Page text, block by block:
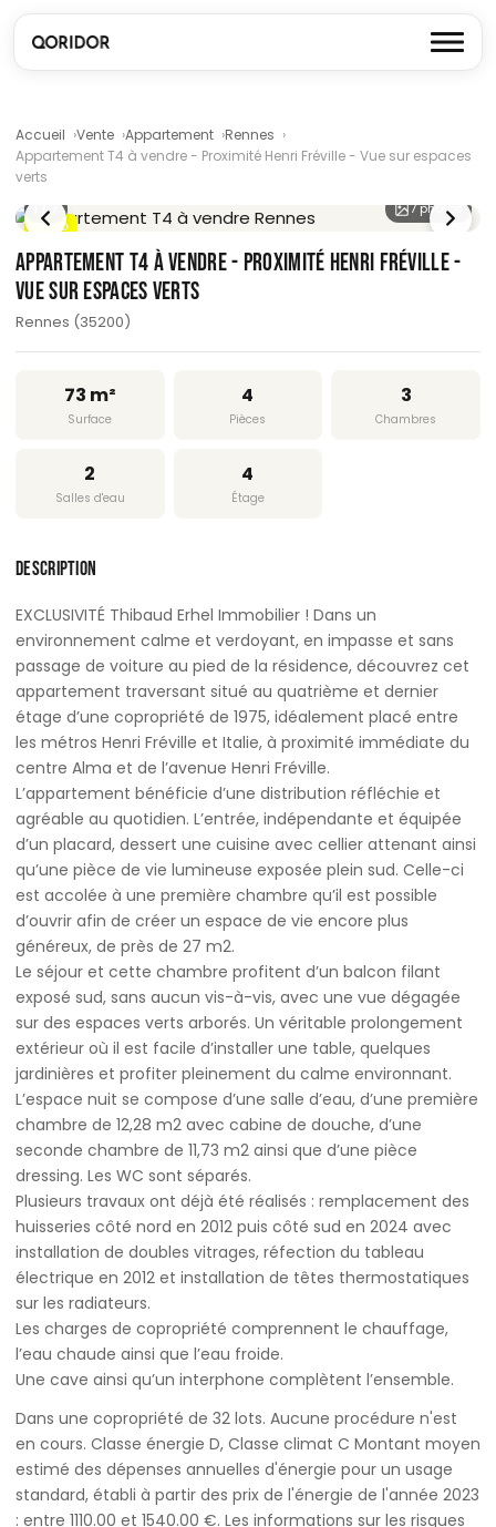
Accueil Vente Appartement
Rennes
Appartement T4 à vendre - Proximité Henri Fréville - Vue sur espaces
verts
DPE D
/ 7 7 photos
APPARTEMENT T4 À VENDRE - PROXIMITÉ HENRI FRÉVILLE -
VUE SUR ESPACES VERTS
Rennes (35200)
73 m²
Surface
4
Pièces
3
Chambres
2
Salles d'eau
4
Étage
DESCRIPTION
EXCLUSIVITÉ Thibaud Erhel Immobilier ! Dans un
environnement calme et verdoyant, en impasse et sans
passage de voiture au pied de la résidence, découvrez cet
appartement traversant situé au quatrième et dernier
étage d’une copropriété de 1975, idéalement placé entre
les métros Henri Fréville et Italie, à proximité immédiate du
centre Alma et de l’avenue Henri Fréville.
L’appartement bénéficie d’une distribution réfléchie et
agréable au quotidien. L’entrée, indépendante et équipée
d’un placard, dessert une cuisine avec cellier attenant ainsi
qu’une pièce de vie lumineuse exposée plein sud. Celle-ci
est accolée à une première chambre qu’il est possible
d’ouvrir afin de créer un espace de vie encore plus
généreux, de près de 27 m2.
Le séjour et cette chambre profitent d’un balcon filant
exposé sud, sans aucun vis-à-vis, avec une vue dégagée
sur des espaces verts arborés. Un véritable prolongement
extérieur où il est facile d’installer une table, quelques
jardinières et profiter pleinement du calme environnant.
L’espace nuit se compose d’une salle d’eau, d’une première
chambre de 12,28 m2 avec cabine de douche, d’une
seconde chambre de 11,73 m2 ainsi que d’une pièce
dressing. Les WC sont séparés.
Plusieurs travaux ont déjà été réalisés : remplacement des
huisseries côté nord en 2012 puis côté sud en 2024 avec
installation de doubles vitrages, réfection du tableau
électrique en 2012 et installation de têtes thermostatiques
sur les radiateurs.
Les charges de copropriété comprennent le chauffage,
l’eau chaude ainsi que l’eau froide.
Une cave ainsi qu’un interphone complètent l’ensemble.
Dans une copropriété de 32 lots. Aucune procédure n'est
en cours. Classe énergie D, Classe climat C Montant moyen
estimé des dépenses annuelles d'énergie pour un usage
standard, établi à partir des prix de l'énergie de l'année 2023
: entre 1110.00 et 1540.00 €. Les informations sur les risques